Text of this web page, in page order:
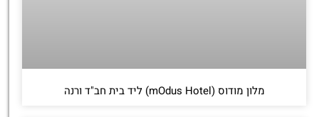
מלון מודוס (mOdus Hotel) ליד בית חב"ד ורנה